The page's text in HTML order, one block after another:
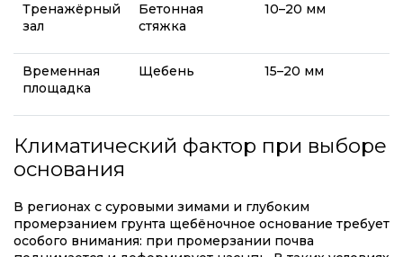
Тренажёрный
зал
Бетонная
стяжка
10–20 мм
Временная
площадка
Щебень 15–20 мм
Климатический фактор при выборе
основания
В регионах с суровыми зимами и глубоким
промерзанием грунта щебёночное основание требует
особого внимания: при промерзании почва